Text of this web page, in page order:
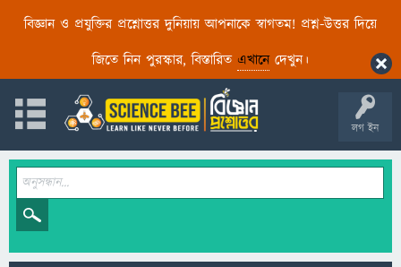
বিজ্ঞান ও প্রযুক্তির প্রশ্নোত্তর দুনিয়ায় আপনাকে স্বাগতম! প্রশ্ন-উত্তর দিয়ে
জিতে নিন পুরস্কার, বিস্তারিত এখানেদেখুন।
লগ ইন